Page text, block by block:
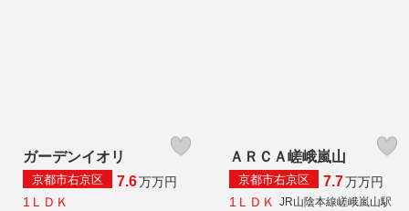
ガーデンイオリ
京都市右京区 7.6万万円
1ＬＤＫ
ＡＲＣＡ嵯峨嵐山
京都市右京区 7.7万万円
1ＬＤＫ
JR山陰本線嵯峨嵐山駅